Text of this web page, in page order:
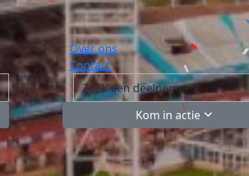
Over ons
Contact
Kom in actie